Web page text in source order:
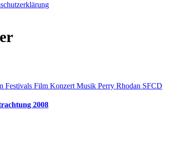
Festivals Film Konzert Musik Perry Rhodan SFCD
2008